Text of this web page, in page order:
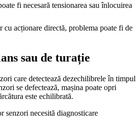
fi necesară tensionarea sau înlocuirea
cu acționare directă, problema poate fi de
sau de turație
care detectează dezechilibrele în timpul
se defectează, mașina poate opri
este echilibrată.
senzori necesită diagnosticare